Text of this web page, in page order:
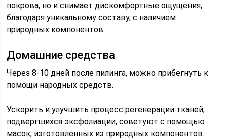
покрова, но и снимает дискомфортные ощущения,
благодаря уникальному составу, с наличием
природных компонентов.
Домашние средства
Через 8-10 дней после пилинга, можно прибегнуть к
помощи народных средств.
Ускорить и улучшить процесс регенерации тканей,
подвергшихся эксфолиации, советуют с помощью
масок, изготовленных из природных компонентов.